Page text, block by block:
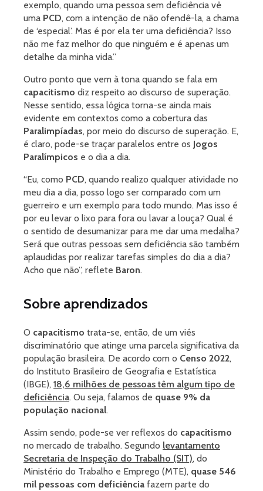
exemplo, quando uma pessoa sem deficiência vê
uma PCD, com a intenção de não ofendê-la, a chama
de ‘especial’. Mas é por ela ter uma deficiência? Isso
não me faz melhor do que ninguém e é apenas um
detalhe da minha vida.”
Outro ponto que vem à tona quando se fala em
capacitismo diz respeito ao discurso de superação.
Nesse sentido, essa lógica torna-se ainda mais
evidente em contextos como a cobertura das
Paralimpíadas, por meio do discurso de superação. E,
é claro, pode-se traçar paralelos entre os Jogos
Paralímpicos e o dia a dia.
“Eu, como PCD, quando realizo qualquer atividade no
meu dia a dia, posso logo ser comparado com um
guerreiro e um exemplo para todo mundo. Mas isso é
por eu levar o lixo para fora ou lavar a louça? Qual é
o sentido de desumanizar para me dar uma medalha?
Será que outras pessoas sem deficiência são também
aplaudidas por realizar tarefas simples do dia a dia?
Acho que não”, reflete Baron.
Sobre aprendizados
O capacitismo trata-se, então, de um viés
discriminatório que atinge uma parcela significativa da
população brasileira. De acordo com o Censo 2022,
do Instituto Brasileiro de Geografia e Estatística
(IBGE), 18,6 milhões de pessoas têm algum tipo de
deficiência. Ou seja, falamos de quase 9% da
população nacional.
Assim sendo, pode-se ver reflexos do capacitismo
no mercado de trabalho. Segundo levantamento
Secretaria de Inspeção do Trabalho (SIT), do
Ministério do Trabalho e Emprego (MTE), quase 546
mil pessoas com deficiência fazem parte do